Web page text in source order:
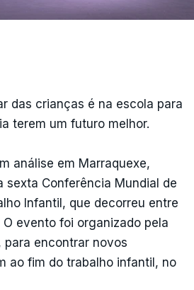
das crianças é na escola para
terem um futuro melhor.
análise em Marraquexe,
sexta Conferência Mundial de
Infantil, que decorreu entre
O evento foi organizado pela
para encontrar novos
ao fim do trabalho infantil, no